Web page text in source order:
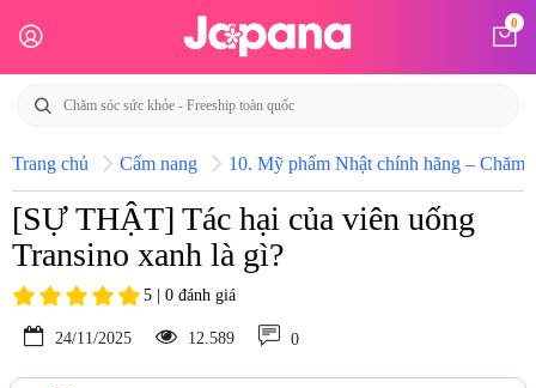
0
Trang chủ Cẩm nang 10. Mỹ phẩm Nhật chính hãng – Chăm
[SỰ THẬT] Tác hại của viên uống
Transino xanh là gì?
5 | 0 đánh giá
24/11/2025 12.589 0